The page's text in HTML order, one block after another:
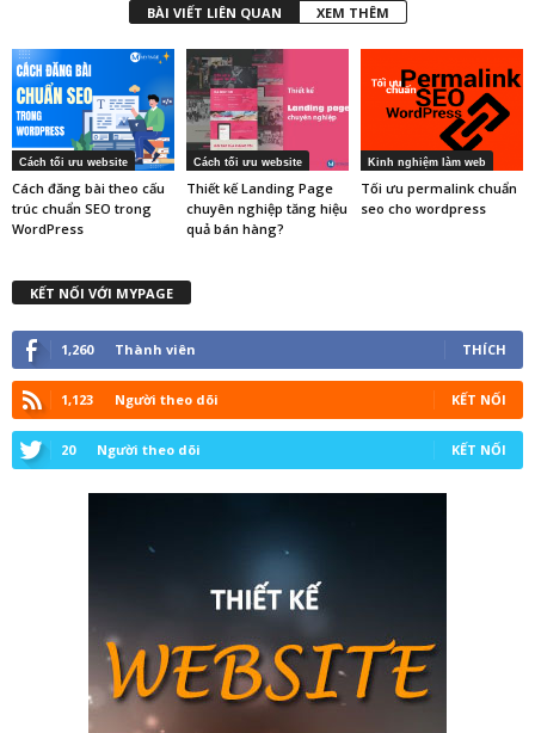
BÀI VIẾT LIÊN QUAN XEM THÊM
Cách tối ưu website
Cách đăng bài theo cấu
trúc chuẩn SEO trong
WordPress
Cách tối ưu website
Thiết kế Landing Page
chuyên nghiệp tăng hiệu
quả bán hàng?
Kinh nghiệm làm web
Tối ưu permalink chuẩn
seo cho wordpress
KẾT NỐI VỚI MYPAGE
1,260 Thành viên THÍCH
1,123 Người theo dõi KẾT NỐI
20 Người theo dõi KẾT NỐI